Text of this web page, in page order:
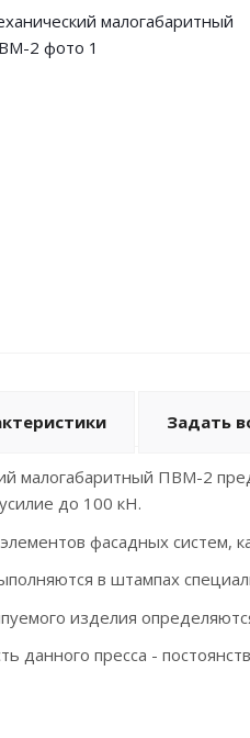
Задать
малогабаритный ПВМ-2
до 100 кН.
фасадных систем,
в штампах
изделия
данного пресса -